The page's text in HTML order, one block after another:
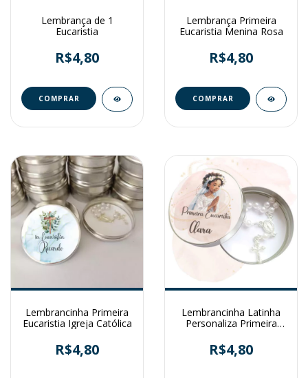
Lembrança de 1
Eucaristia
R$4,80
Lembrança Primeira
Eucaristia Menina Rosa
R$4,80
Lembrancinha Primeira
Eucaristia Igreja Católica
R$4,80
Lembrancinha Latinha
Personaliza Primeira
R$4,80